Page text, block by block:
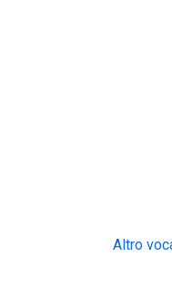
Altro